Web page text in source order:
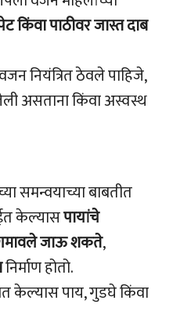
किंवा पाठीवर जास्त दाब
नियंत्रित ठेवले पाहिजे,
असताना किंवा अस्वस्थ
समन्वयाच्या बाबतीत
केल्यासपायांचे
जाऊ शकते,
निर्माण होतो.
केल्यास पाय, गुडघे किंवा